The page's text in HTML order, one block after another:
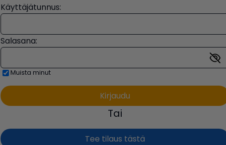
Käyttäjätunnus:
Salasana:
Muista minut
Tai
Tee tilaus tästä